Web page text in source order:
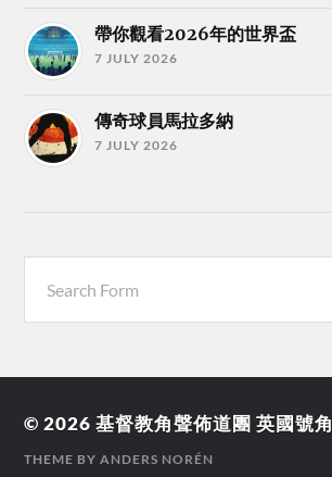
帶你觀看2026年的世界盃
7 JULY 2026
傳奇球員馬拉多納
7 JULY 2026
© 2026基督教角聲佈道團 英國號角
THEME BYANDERS NORÉN